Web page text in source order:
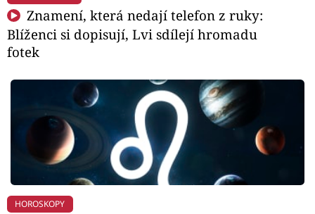
Znamení, která nedají telefon z ruky:
Blíženci si dopisují, Lvi sdílejí hromadu
fotek
HOROSKOPY